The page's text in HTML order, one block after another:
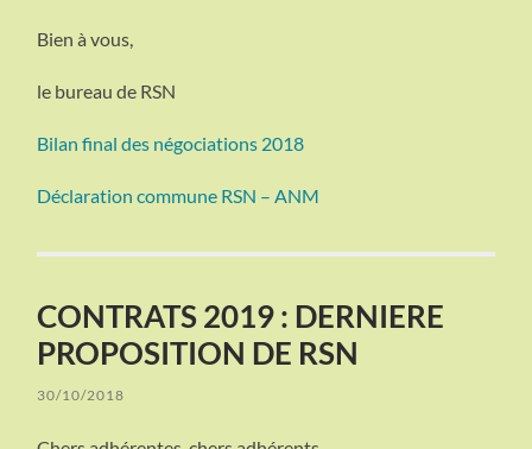
Bien à vous,
le bureau de RSN
Bilan final des négociations 2018
Déclaration commune RSN – ANM
CONTRATS 2019 : DERNIERE
PROPOSITION DE RSN
30/10/2018